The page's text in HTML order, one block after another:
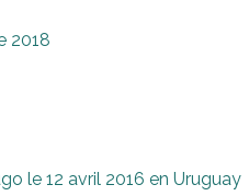
2018
le 12 avril 2016 en Uruguay